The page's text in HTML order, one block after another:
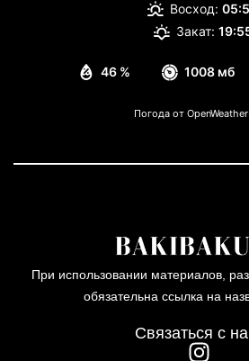
46 % 1008 мб
Восход:
Закат:
Погода от
При использовании материалов,
обязательна ссылка на
Связаться с